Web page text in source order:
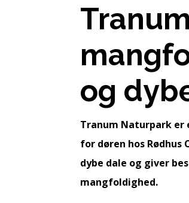
og
Tranum Naturpark er
for døren hos
dybe dale og giver
mangfoldighed.